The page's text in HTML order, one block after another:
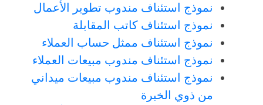
نموذج استئناف مندوب تطوير الأعمال
نموذج استئناف كاتب المقابلة
نموذج استئناف ممثل حساب العملاء
نموذج استئناف مندوب مبيعات العملاء
نموذج استئناف مندوب مبيعات ميداني
من ذوي الخبرة